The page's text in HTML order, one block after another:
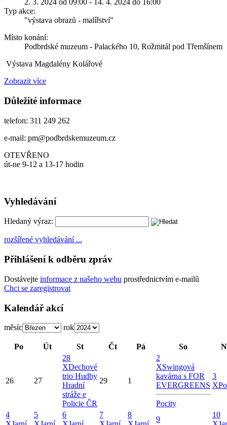
2. 3. 2024 od 09:00 - 14. 4. 2024 do 16:00
Typ akce:
"výstava obrazů - malířství"
Místo konání:
Podbrdské muzeum - Palackého 10, Rožmitál pod Třemšínem
Výstava Magdalény Kolářové
Zobrazit více
Důležité informace
telefon: 311 249 262
e-mail: pm@podbrdskemuzeum.cz
OTEVŘENO
út-ne 9-12 a 13-17 hodin
Vyhledávání
Hledaný výraz:
rozšířené vyhledávání ...
Přihlášení k odběru zpráv
Dostávejte informace z našeho webu prostřednictvím e-mailů
Chci se zaregistrovat
Kalendář akcí
měsíc rok
Po Út St Čt Pá So
26 27
28
XDechové
trio Hudby
Hradní
stráže e
Policie ČR
29 1
2
XSwingová
kavárna s FOR
EVERGREENS
Pocity
3
X
4
5
6
7
8
9
10